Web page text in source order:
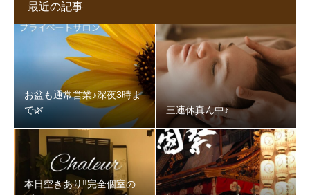
最近の記事
お盆も通常営業♪深夜3時ま
で🌿‬
三連休真ん中♪
本日空きあり‼️完全個室の